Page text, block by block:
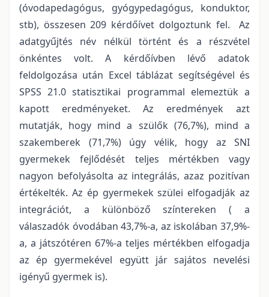
(óvodapedagógus, gyógypedagógus, konduktor,
stb), összesen 209 kérdőívet dolgoztunk fel. Az
adatgyűjtés név nélkül történt és a részvétel
önkéntes volt. A kérdőívben lévő adatok
feldolgozása után Excel táblázat segítségével és
SPSS 21.0 statisztikai programmal elemeztük a
kapott eredményeket. Az eredmények azt
mutatják, hogy mind a szülők (76,7%), mind a
szakemberek (71,7%) úgy vélik, hogy az SNI
gyermekek fejlődését teljes mértékben vagy
nagyon befolyásolta az integrálás, azaz pozitívan
értékelték. Az ép gyermekek szülei elfogadják az
integrációt, a különböző színtereken ( a
válaszadók óvodában 43,7%-a, az iskolában 37,9%-
a, a játszótéren 67%-a teljes mértékben elfogadja
az ép gyermekével együtt jár sajátos nevelési
igényű gyermek is).